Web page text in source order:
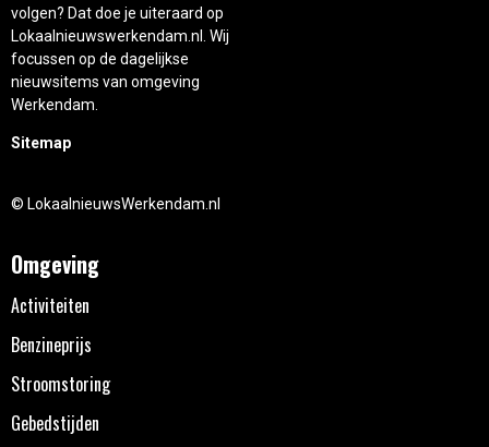
volgen? Dat doe je uiteraard op
Lokaalnieuwswerkendam.nl. Wij
focussen op de dagelijkse
nieuwsitems van omgeving
Werkendam.
Sitemap
© LokaalnieuwsWerkendam.nl
Omgeving
Activiteiten
Benzineprijs
Stroomstoring
Gebedstijden